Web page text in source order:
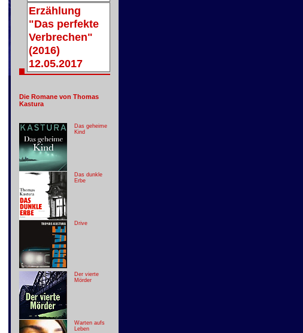
Erzählung
"Das perfekte
Verbrechen"
(2016)
12.05.2017
Die Romane von Thomas
Kastura
Das geheime
Kind
Das dunkle
Erbe
Drive
Der vierte
Mörder
Warten aufs
Leben